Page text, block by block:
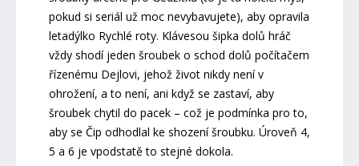
pokud si seriál už moc nevybavujete), aby opravila
letadýlko Rychlé roty. Klávesou šipka dolů hráč
vždy shodí jeden šroubek o schod dolů počítačem
řízenému Dejlovi, jehož život nikdy není v
ohrožení, a to není, ani když se zastaví, aby
šroubek chytil do pacek – což je podmínka pro to,
aby se Čip odhodlal ke shození šroubku. Úroveň 4,
5 a 6 je vpodstatě to stejné dokola.